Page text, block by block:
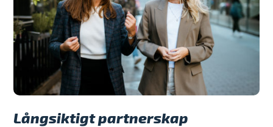
Långsiktigt partnerskap